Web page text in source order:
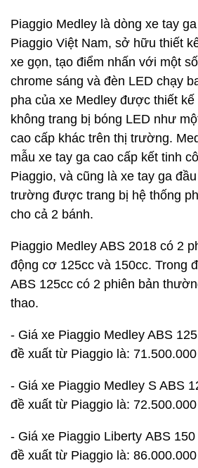
Piaggio Medley là dòng xe tay
Piaggio Việt Nam, sở hữu thiết
xe gọn, tạo điểm nhấn với một
chrome sáng và đèn LED chạy
pha của xe Medley được thiết
không trang bị bóng LED như
cao cấp khác trên thị trường.
mẫu xe tay ga cao cấp kết tinh
Piaggio, và cũng là xe tay ga
trường được trang bị hệ thống
cho cả 2 bánh.
Piaggio Medley ABS 2018 có 2
động cơ 125cc và 150cc. Trong
ABS 125cc có 2 phiên bản
thao.
- Giá xe Piaggio Medley ABS
đề xuất từ Piaggio là:
- Giá xe Piaggio Medley S ABS
đề xuất từ Piaggio là:
- Giá xe Piaggio Liberty ABS
đề xuất từ Piaggio là: